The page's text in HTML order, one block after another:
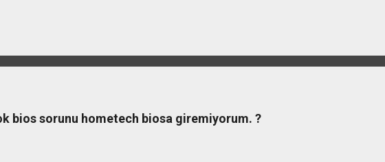
bios sorunu hometech biosa giremiyorum. ?